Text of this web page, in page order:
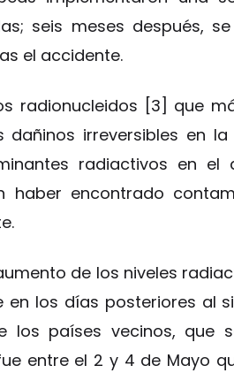
seis meses después,
el accidente.
radionucleidos [3] que
irreversibles en
radiactivos en el
haber encontrado
de los niveles
los días posteriores al
países vecinos, que
entre el 2 y 4 de Mayo